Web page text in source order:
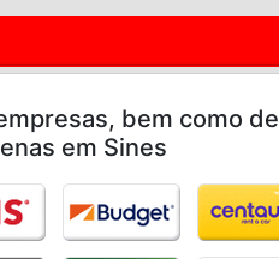
bem como
em Sines